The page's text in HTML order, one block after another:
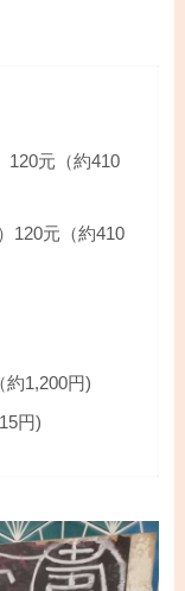
120元（約410
120元（約410
1,200円)
円)